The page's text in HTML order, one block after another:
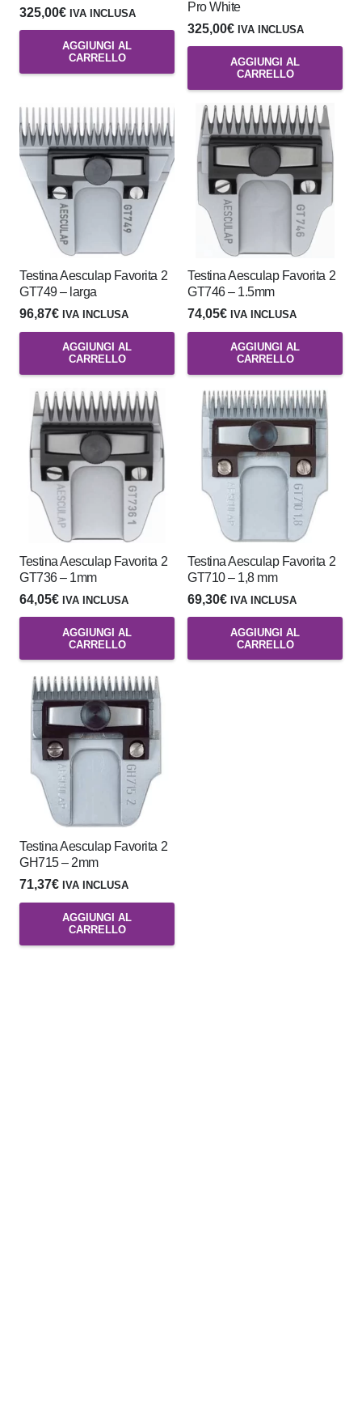
325,00€ IVA INCLUSA
AGGIUNGI AL
CARRELLO
Pro White
325,00€ IVA INCLUSA
AGGIUNGI AL
CARRELLO
Testina Aesculap Favorita 2
GT749 – larga
96,87€ IVA INCLUSA
AGGIUNGI AL
CARRELLO
Testina Aesculap Favorita 2
GT746 – 1.5mm
74,05€ IVA INCLUSA
AGGIUNGI AL
CARRELLO
Testina Aesculap Favorita 2
GT736 – 1mm
64,05€ IVA INCLUSA
AGGIUNGI AL
CARRELLO
Testina Aesculap Favorita 2
GT710 – 1,8 mm
69,30€ IVA INCLUSA
AGGIUNGI AL
CARRELLO
Testina Aesculap Favorita 2
GH715 – 2mm
71,37€ IVA INCLUSA
AGGIUNGI AL
CARRELLO